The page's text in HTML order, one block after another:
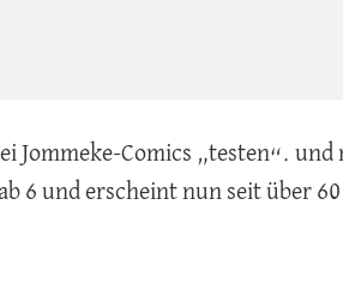
Jommeke-Comics „testen“.
6 und erscheint nun seit über